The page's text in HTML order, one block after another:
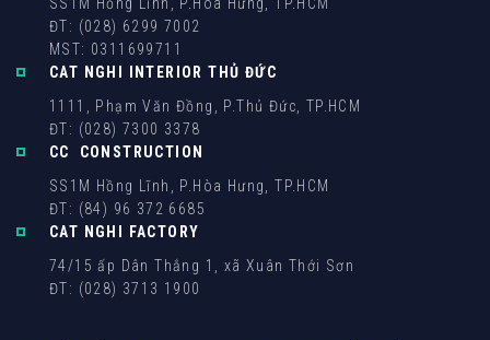
ĐT: (028) 6299 7002
MST: 0311699711
CAT NGHI INTERIOR THỦ ĐỨC
1111, Phạm Văn Đồng, P.Thủ Đức, TP.HCM
ĐT: (028) 7300 3378
CC CONSTRUCTION
SS1M Hồng Lĩnh, P.Hòa Hưng, TP.HCM
ĐT: (84) 96 372 6685
CAT NGHI FACTORY
74/15 ấp Dân Thắng 1, xã Xuân Thới Sơn
ĐT: (028) 3713 1900